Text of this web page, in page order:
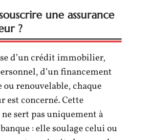
une assurance
?
d’un crédit immobilier,
d’un financement
renouvelable, chaque
est concerné. Cette
sert pas uniquement à
: elle soulage celui ou